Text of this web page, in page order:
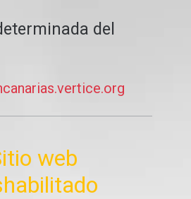
del
web